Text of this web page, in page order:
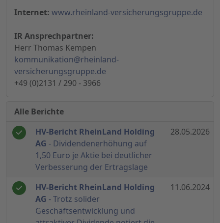
Internet: www.rheinland-versicherungsgruppe.de
IR Ansprechpartner:
Herr Thomas Kempen
kommunikation@rheinland-
versicherungsgruppe.de
+49 (0)2131 / 290 - 3966
Alle Berichte
HV-Bericht RheinLand Holding
AG - Dividendenerhöhung auf
1,50 Euro je Aktie bei deutlicher
Verbesserung der Ertragslage
28.05.2026
HV-Bericht RheinLand Holding
AG - Trotz solider
Geschäftsentwicklung und
11.06.2024